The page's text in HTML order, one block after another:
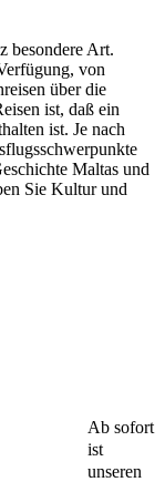
besondere Art.
von
über die
ist, daß ein
ist. Je nach
Maltas und
Sie Kultur und
Ab sofort
ist
unseren